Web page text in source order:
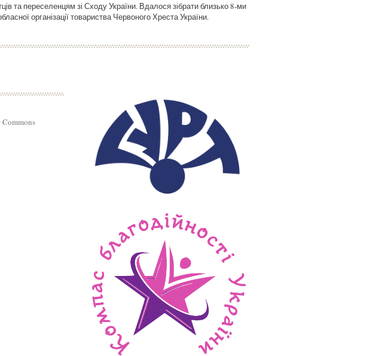
та переселенцям зі Сходу України. Вдалося зібрати близько 8-ми
організації товариства Червоного Хреста України.
Commons